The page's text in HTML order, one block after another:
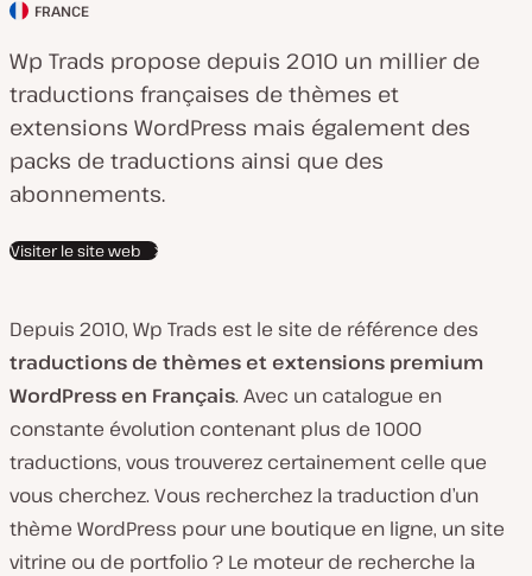
P
a
y
s
d
u
l
e
n
t
:
FRANCE
Wp Trads propose depuis 2010 un millier de
traductions françaises de thèmes et
extensions WordPress mais également des
packs de traductions ainsi que des
abonnements.
Visiter le site web
Depuis 2010, Wp Trads est le site de référence des
traductions de thèmes et extensions premium
WordPress en Français. Avec un catalogue en
constante évolution contenant plus de 1000
traductions, vous trouverez certainement celle que
vous cherchez. Vous recherchez la traduction d’un
thème WordPress pour une boutique en ligne, un site
vitrine ou de portfolio ? Le moteur de recherche la